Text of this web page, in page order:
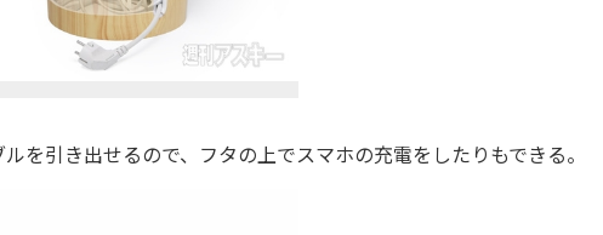
を引き出せるので、フタの上でスマホの充電をしたりもできる。